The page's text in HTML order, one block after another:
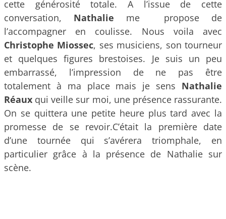
cette générosité totale. A l’issue de cette
conversation, Nathalie me propose de
l’accompagner en coulisse. Nous voila avec
Christophe Miossec, ses musiciens, son tourneur
et quelques figures brestoises. Je suis un peu
embarrassé, l’impression de ne pas être
totalement à ma place mais je sens Nathalie
Réaux qui veille sur moi, une présence rassurante.
On se quittera une petite heure plus tard avec la
promesse de se revoir.C’était la première date
d’une tournée qui s’avérera triomphale, en
particulier grâce à la présence de Nathalie sur
scène.